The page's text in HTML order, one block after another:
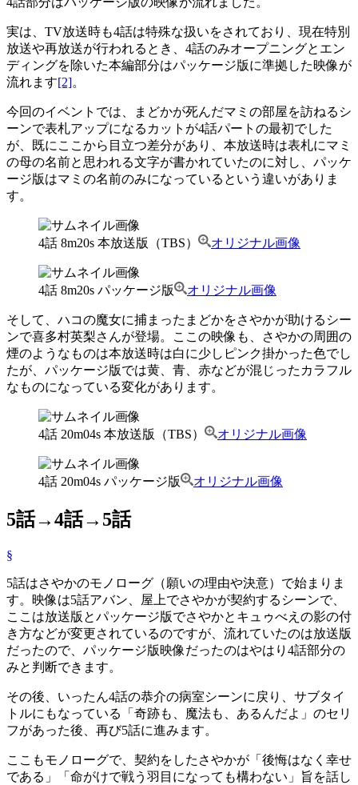
実は、TV放送時も4話は特殊な扱いをされており、現在特別
放送や再放送が行われるとき、4話のみオープニングとエン
ディングを除いた本編部分はパッケージ版に準拠した映像が
流れます[2]。
今回のイベントでは、まどかが死んだマミの部屋を訪ねるシ
ーンで表札アップになるカットが4話パートの最初でした
が、既にここから目立つ差分があり、本放送時は表札にマミ
の母の名前と思われる文字が書かれていたのに対し、パッケ
ージ版はマミの名前のみになっているという違いがありま
す。
4話 8m20s 本放送版（TBS） オリジナル画像
4話 8m20s パッケージ版 オリジナル画像
そして、ハコの魔女に捕まったまどかをさやかが助けるシー
ンで喜多村英梨さんが登場。ここの映像も、さやかの周囲の
煙のようなものは本放送時は白に少しピンク掛かった色でし
たが、パッケージ版では黄、青、赤などが混じったカラフル
なものになっている変化があります。
4話 20m04s 本放送版（TBS） オリジナル画像
4話 20m04s パッケージ版 オリジナル画像
5話→4話→5話
§
5話はさやかのモノローグ（願いの理由や決意）で始まりま
す。映像は5話アバン、屋上でさやかが契約するシーンで、
ここは放送版とパッケージ版でさやかとキュゥべえの影の付
き方などが変更されているのですが、流れていたのは放送版
だったので、パッケージ版映像だったのはやはり4話部分の
みと判断できます。
その後、いったん4話の恭介の病室シーンに戻り、サブタイ
トルにもなっている「奇跡も、魔法も、あるんだよ」のセリ
フがあった後、再び5話に進みます。
ここもモノローグで、契約をしたさやかが「後悔はなく幸せ
である」「命がけで戦う羽目になっても構わない」旨を話し